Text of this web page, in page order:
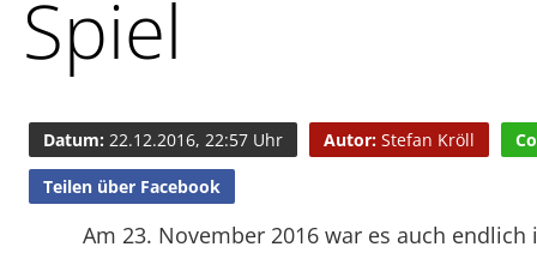
Spiel
Datum: 22.12.2016, 22:57 Uhr Autor:Stefan Kröll
Teilen über Facebook
Am 23. November 2016 war es auch endlich